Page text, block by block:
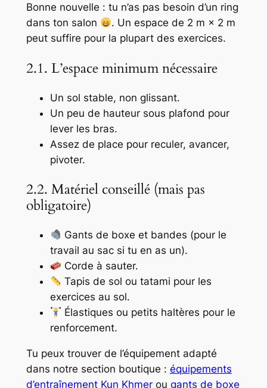
Bonne nouvelle : tu n’as pas besoin d’un ring
dans ton salon
. Un espace de 2 m × 2 m
peut suffire pour la plupart des exercices.
2.1. L’espace minimum nécessaire
Un sol stable, non glissant.
Un peu de hauteur sous plafond pour
lever les bras.
Assez de place pour reculer, avancer,
pivoter.
2.2. Matériel conseillé (mais pas
obligatoire)
Gants de boxe et bandes (pour le
travail au sac si tu en as un).
Corde à sauter.
Tapis de sol ou tatami pour les
exercices au sol.
Élastiques ou petits haltères pour le
renforcement.
Tu peux trouver de l’équipement adapté
dans notre section boutique : équipements
d’entraînement Kun Khmerou gants de boxe